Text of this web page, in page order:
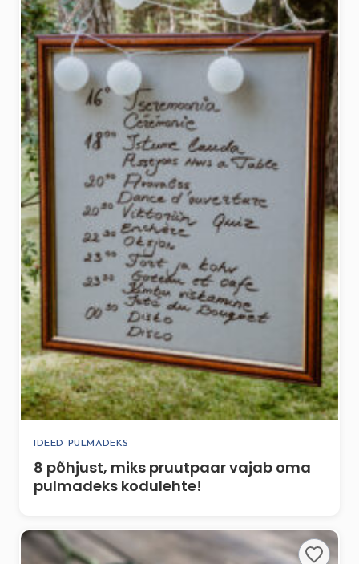
IDEED PULMADEKS
8 põhjust, miks pruutpaar vajab oma
pulmadeks kodulehte!